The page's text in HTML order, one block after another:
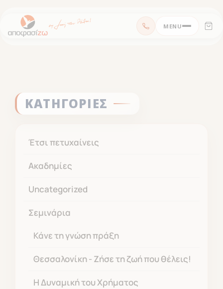
Μεταπηδήστε
στο
MENU
ΚΑΤΗΓΟΡΙΕΣ
Έτσι πετυχαίνεις
Ακαδημίες
Uncategorized
Σεμινάρια
Κάνε τη γνώση πράξη
Θεσσαλονίκη - Ζήσε τη ζωή που θέλεις!
Η Δυναμική του Χρήματος